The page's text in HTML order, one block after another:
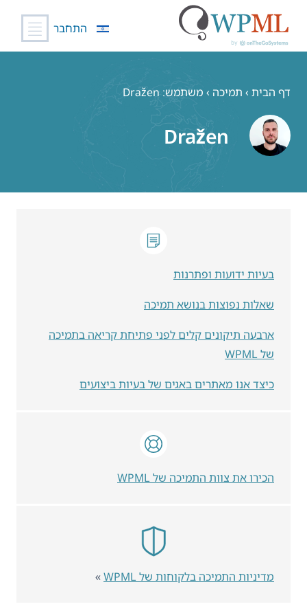
התחבר
דף הבית › תמיכה › משתמש: Dražen
Dražen
בעיות ידועות ופתרנות
שאלות נפוצות בנושא תמיכה
ארבעה תיקונים קלים לפני פתיחת קריאה בתמיכה
של WPML
כיצד אנו מאתרים באגים של בעיות ביצועים
הכירו את צוות התמיכה של WPML
מדיניות התמיכה בלקוחות של WPML »